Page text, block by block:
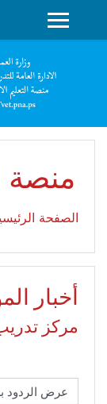
واجهة جانبية
منصة
الصفحة
أخبار
مركز
العرض